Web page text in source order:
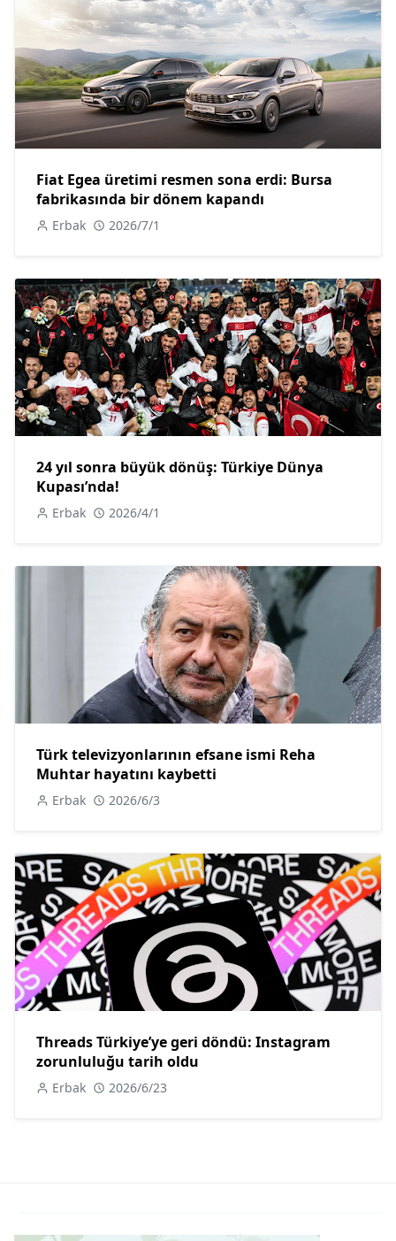
Fiat Egea üretimi resmen sona erdi: Bursa
fabrikasında bir dönem kapandı
Erbak 2026/7/1
24 yıl sonra büyük dönüş: Türkiye Dünya
Kupası’nda!
Erbak 2026/4/1
Türk televizyonlarının efsane ismi Reha
Muhtar hayatını kaybetti
Erbak 2026/6/3
Threads Türkiye’ye geri döndü: Instagram
zorunluluğu tarih oldu
Erbak 2026/6/23